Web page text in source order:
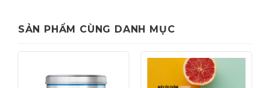
SẢN PHẨM CÙNG DANH MỤC